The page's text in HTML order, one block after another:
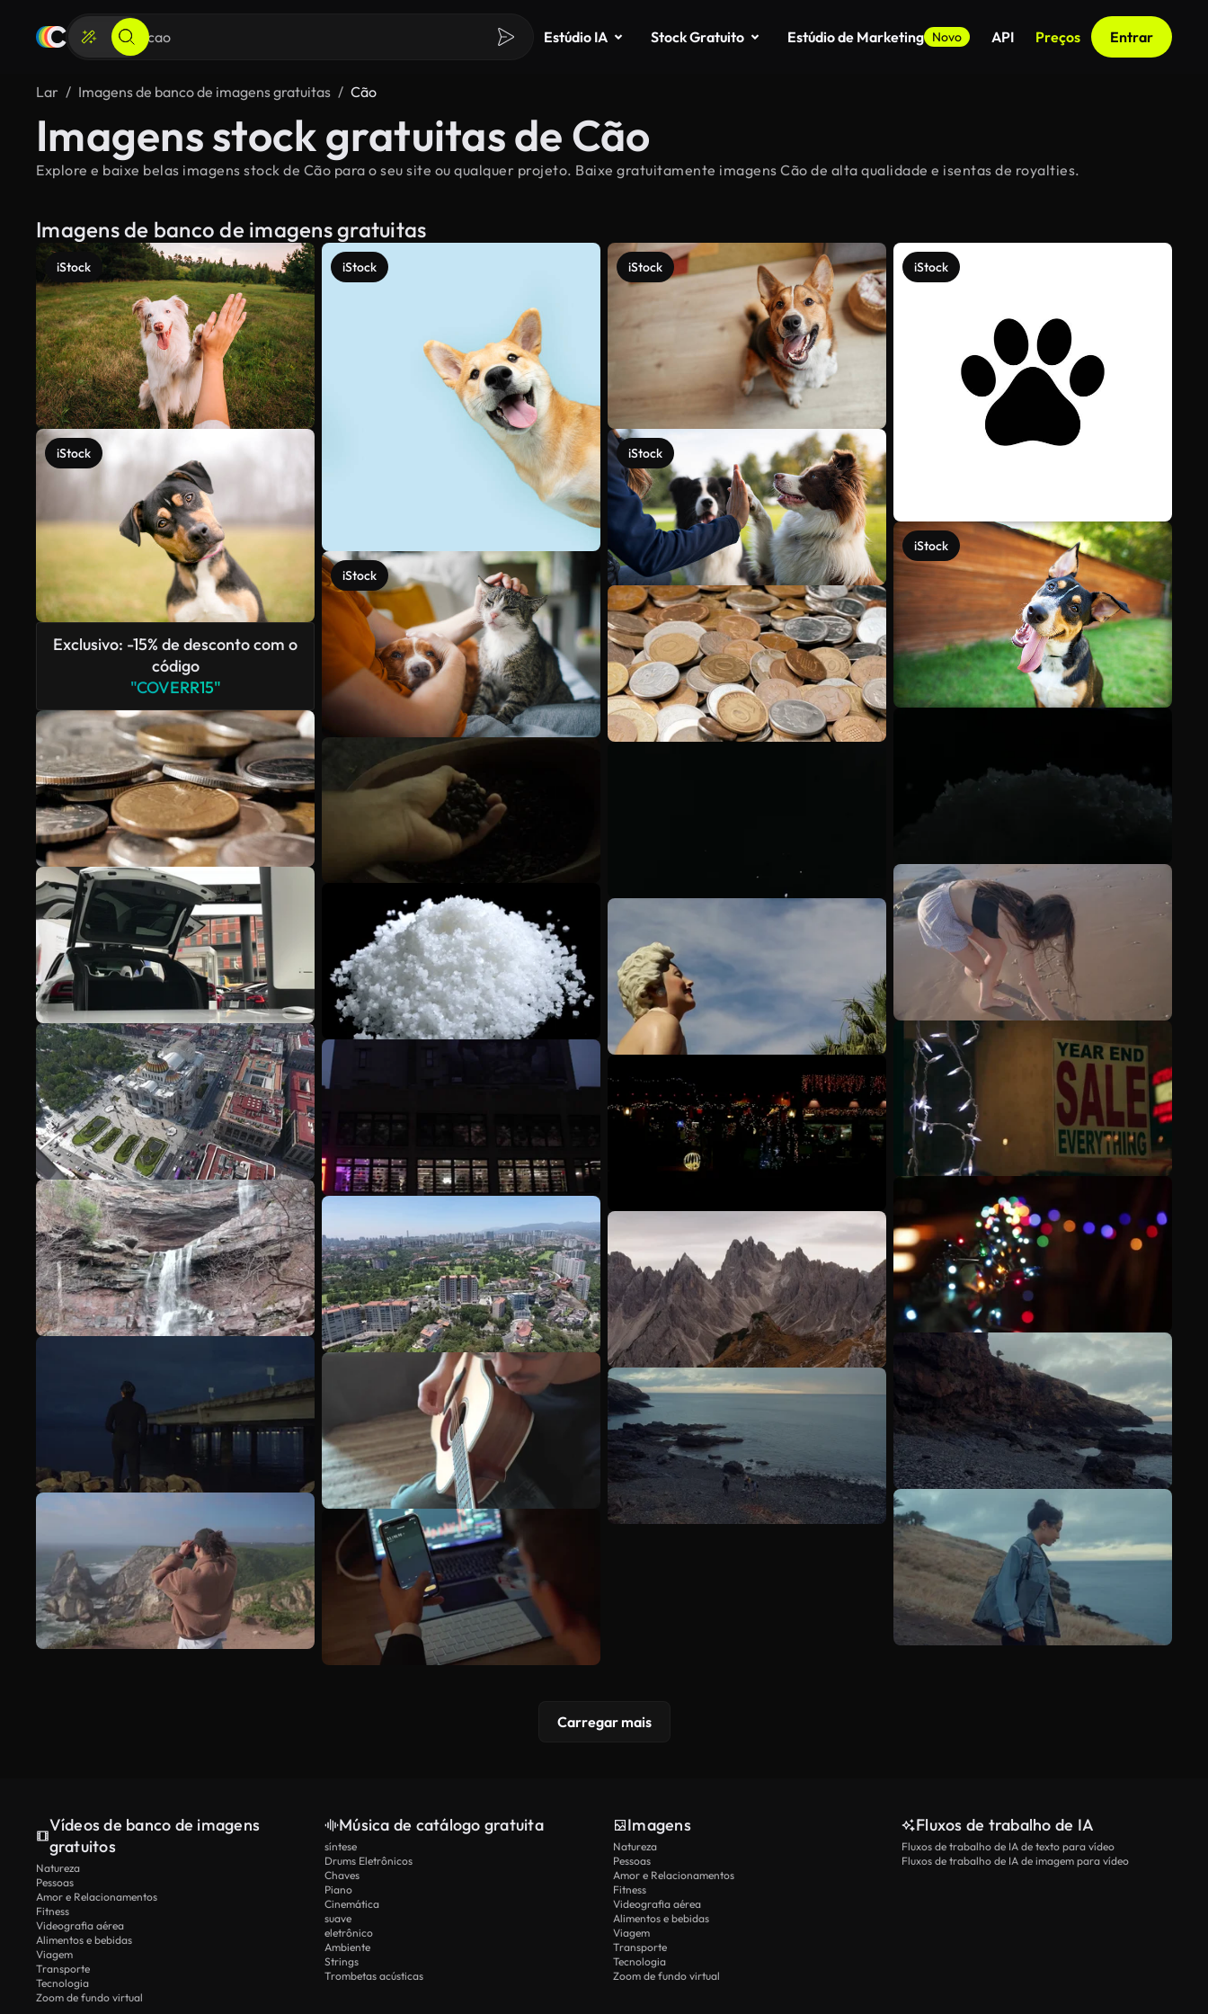
Estúdio IA Stock Gratuito Estúdio de Marketing Novo API Preços Entrar
Lar Imagens de banco de imagens gratuitas Cão
Imagens stock gratuitas de Cão
Explore e baixe belas imagens stock de Cão para o seu site ou qualquer projeto. Baixe gratuitamente imagens Cão de alta qualidade e isentas de royalties.
Imagens de banco de imagens gratuitas
iStock
iStock
Exclusivo: -15% de desconto com o
código
"COVERR15"
iStock
iStock
iStock
iStock
iStock
iStock
Carregar mais
Vídeos de banco de imagens
gratuitos
Natureza
Pessoas
Amor e Relacionamentos
Fitness
Videografia aérea
Alimentos e bebidas
Viagem
Transporte
Tecnologia
Zoom de fundo virtual
Música de catálogo gratuita
síntese
Drums Eletrônicos
Chaves
Piano
Cinemática
suave
eletrônico
Ambiente
Strings
Trombetas acústicas
Imagens
Natureza
Pessoas
Amor e Relacionamentos
Fitness
Videografia aérea
Alimentos e bebidas
Viagem
Transporte
Tecnologia
Zoom de fundo virtual
Fluxos de trabalho de IA
Fluxos de trabalho de IA de texto para vídeo
Fluxos de trabalho de IA de imagem para vídeo